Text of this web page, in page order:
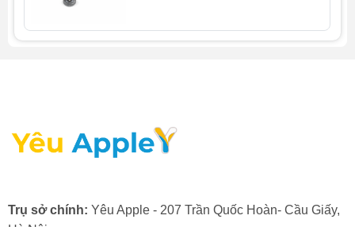
công khai, minh bạch, giúp khách hàng an tâm về chất
lượng và độ bền của linh kiện.
2. Khi nào bạn cần thay nút Crown
Apple Watch Series 5?
Trụ sở chính: Yêu Apple - 207 Trần Quốc Hoàn- Cầu Giấy,